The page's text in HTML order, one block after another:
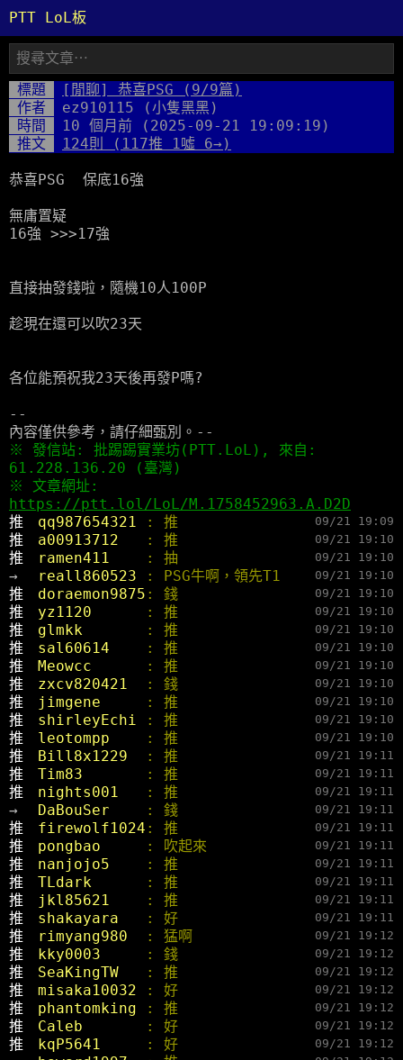
PTT LoL板
標題 [閒聊] 恭喜PSG (9/9篇)
作者
ez910115 (小隻黑黑)
時間
10 個月前 (2025-09-21 19:09:19)
推文
124則 (117推 1噓 6→)
恭喜PSG 保底16強
無庸置疑
16強 >>>17強
直接抽發錢啦，隨機10人100P
趁現在還可以吹23天
各位能預祝我23天後再發P嗎?
--
內容僅供參考，請仔細甄別。--
※ 發信站: 批踢踢實業坊(PTT.LoL), 來自:
61.228.136.20 (臺灣)
※ 文章網址:
https://ptt.lol/LoL/M.1758452963.A.D2D
推
qq987654321 : 推 09/21 19:09
推 a00913712 : 推 09/21 19:10
推 ramen411 : 抽 09/21 19:10
→ reall860523 : PSG牛啊，領先T1 09/21 19:10
推 doraemon9875 : 錢 09/21 19:10
推 yz1120 : 推 09/21 19:10
推 glmkk : 推 09/21 19:10
推 sal60614 : 推 09/21 19:10
推 Meowcc : 推 09/21 19:10
推 zxcv820421 : 錢 09/21 19:10
推 jimgene : 推 09/21 19:10
推 shirleyEchi : 推 09/21 19:10
推 leotompp : 推 09/21 19:10
推 Bill8x1229 : 推 09/21 19:11
推 Tim83 : 推 09/21 19:11
推 nights001 : 推 09/21 19:11
→ DaBouSer : 錢 09/21 19:11
推 firewolf1024 : 推 09/21 19:11
推 pongbao : 吹起來 09/21 19:11
推 nanjojo5 : 推 09/21 19:11
推 TLdark : 推 09/21 19:11
推 jkl85621 : 推 09/21 19:11
推 shakayara : 好 09/21 19:11
推 rimyang980 : 猛啊 09/21 19:12
推 kky0003 : 錢 09/21 19:12
推 SeaKingTW : 推 09/21 19:12
推 misaka10032 : 好 09/21 19:12
推 phantomking : 推 09/21 19:12
推 Caleb : 好 09/21 19:12
推 kqP5641 : 好 09/21 19:12